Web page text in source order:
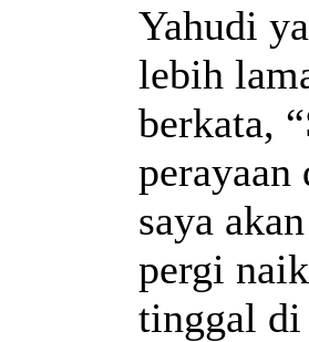
Yahudi
lebih
berkata,
saya
pergi
tinggal di